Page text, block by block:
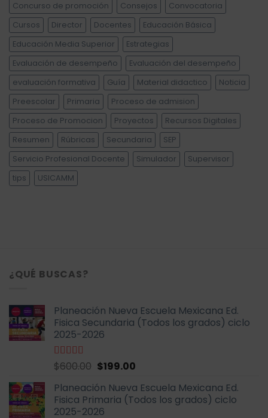
Concurso de promoción Consejos
Convocatoria
Cursos
Director Docentes
Educación Básica
Educación Media Superior
Estrategias
Evaluación de desempeño
Evaluación del desempeño
evaluación formativa
Guía Material didactico
Noticia
Preescolar
Primaria
Proceso de admision
Proceso de Promocion
Proyectos
Recursos Digitales
Resumen
Rúbricas Secundaria
SEP
Servicio Profesional Docente
Simulador
Supervisor
tips
USICAMM
¿QUÉ BUSCAS?
Planeación Nueva Escuela Mexicana Ed.
Fisica Secundaria (Todos los grados) ciclo
2025-2026
Valorado
5
$600.00 El
original
era:
$199.00El
actual
es:
Planeación Nueva Escuela Mexicana Ed.
Fisica Primaria (Todos los grados) ciclo
2025-2026